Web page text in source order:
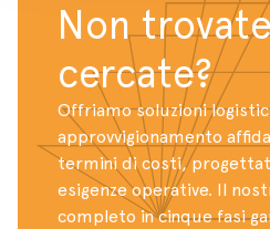
Non
cercate?
Offriamo soluzioni
approvvigionamento
termini di costi,
esigenze operative. Il
completo in cinque fasi